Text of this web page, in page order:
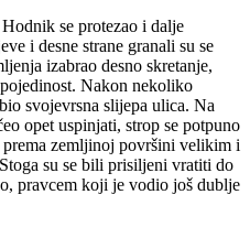
se protezao i dalje
i desne strane granali su se
izabrao desno skretanje,
Nakon nekoliko
svojevrsna slijepa ulica. Na
opet uspinjati, strop se potpuno
zemljinoj površini velikim i
su se bili prisiljeni vratiti do
pravcem koji je vodio još dublje